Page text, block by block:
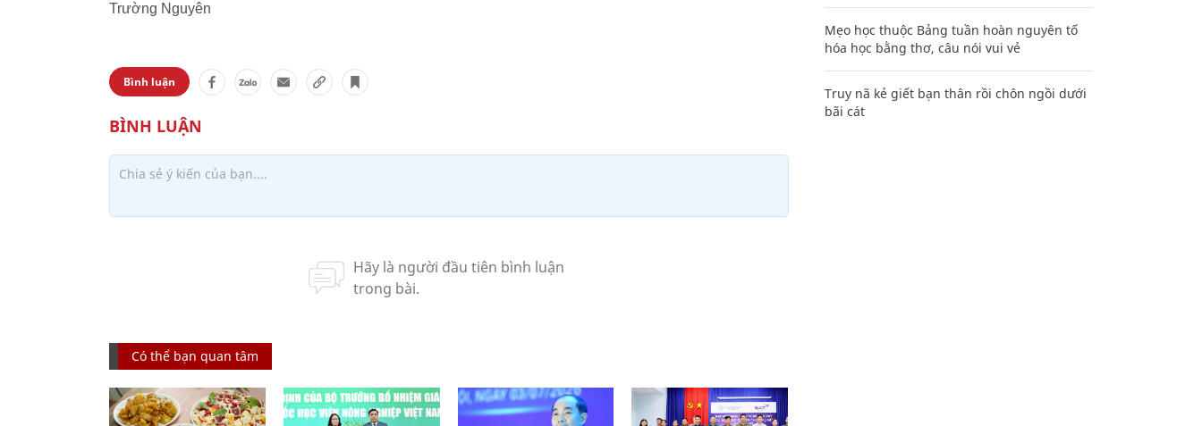
Trường Nguyên
Bình luận
Có thể bạn quan tâm
Mẹo học thuộc Bảng tuần hoàn nguyên tố
hóa học bằng thơ, câu nói vui vẻ
Truy nã kẻ giết bạn thân rồi chôn ngồi dưới
bãi cát